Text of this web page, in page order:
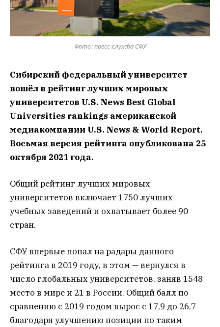
Фото: пресс-служба СФУ
Сибирский федеральный университет
вошёл в рейтинг лучших мировых
университетов U.S. News Best Global
Universities rankings американской
медиакомпании U.S. News & World Report.
Восьмая версия рейтинга опубликована 25
октября 2021 года.
Общий рейтинг лучших мировых
университетов включает 1750 лучших
учебных заведений и охватывает более 90
стран.
СФУ впервые попал на радары данного
рейтинга в 2019 году, в этом — вернулся в
число глобальных университетов, заняв 1548
место в мире и 21 в России. Общий балл по
сравнению с 2019 годом вырос с 17,9 до 26,7
благодаря улучшению позиции по таким